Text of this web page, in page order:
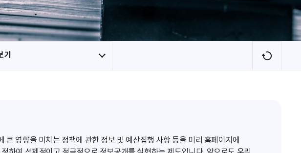
기
새
로
영향을 미치는 정책에 관한 정보 및 예산집행 사항 등을 미리 홈페이지에